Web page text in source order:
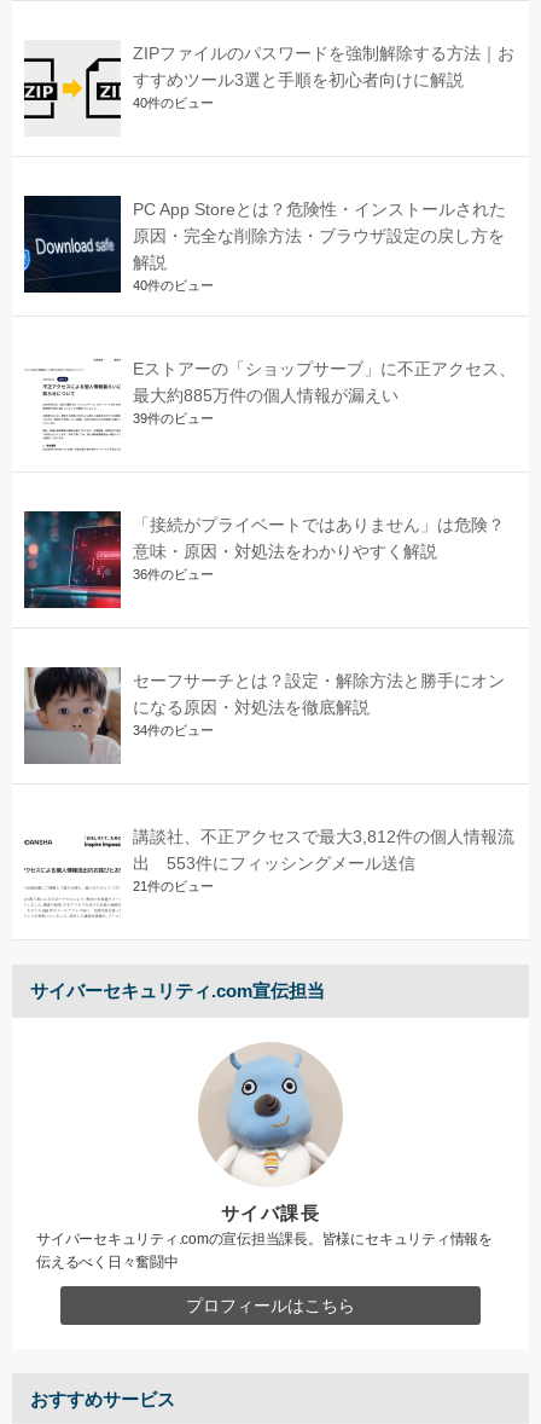
ZIPファイルのパスワードを強制解除する方法｜お
すすめツール3選と手順を初心者向けに解説
40件のビュー
PC App Storeとは？危険性・インストールされた
原因・完全な削除方法・ブラウザ設定の戻し方を
解説
40件のビュー
Eストアーの「ショップサーブ」に不正アクセス、
最大約885万件の個人情報が漏えい
39件のビュー
「接続がプライベートではありません」は危険？
意味・原因・対処法をわかりやすく解説
36件のビュー
セーフサーチとは？設定・解除方法と勝手にオン
になる原因・対処法を徹底解説
34件のビュー
講談社、不正アクセスで最大3,812件の個人情報流
出 553件にフィッシングメール送信
21件のビュー
サイバーセキュリティ.com宣伝担当
サイバ課長
サイバーセキュリティ.comの宣伝担当課長。皆様にセキュリティ情報を
伝えるべく日々奮闘中
プロフィールはこちら
おすすめサービス